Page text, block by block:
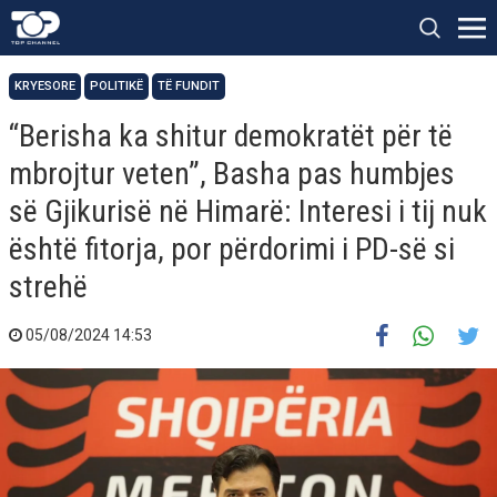
KRYESORE POLITIKË TË FUNDIT
“Berisha ka shitur demokratët për të
mbrojtur veten”, Basha pas humbjes
së Gjikurisë në Himarë: Interesi i tij nuk
është fitorja, por përdorimi i PD-së si
strehë
05/08/2024 14:53